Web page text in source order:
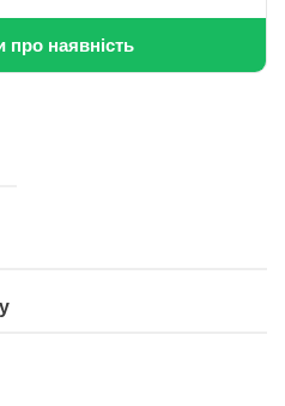
про наявність